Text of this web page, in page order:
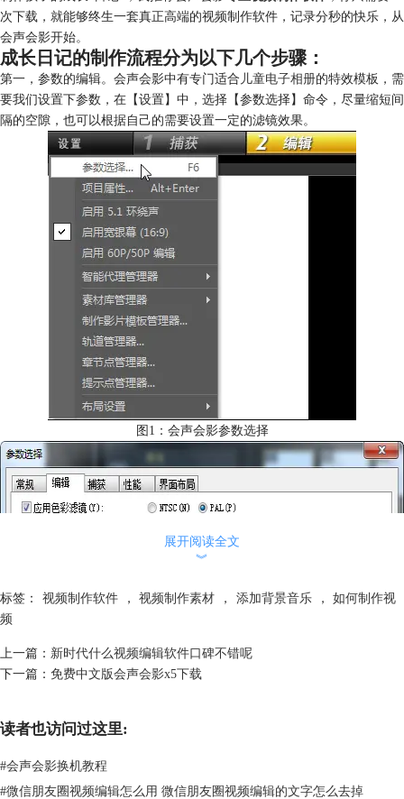
次下载，就能够终生一套真正高端的视频制作软件，记录分秒的快乐，从
会声会影开始。
成长日记的制作流程分为以下几个步骤：
第一，参数的编辑。会声会影中有专门适合 儿童电子相册的特效模板，需
要我们设置下参数，在【设置】中，选择【参数选择】命令，尽量缩短间
隔的空隙，也可以根据自己的需要设置一定的滤镜效果。
图1：会声会影参数选择
展开阅读全文
︾
标签： 视频制作软件 ， 视频制作素材 ， 添加背景音乐 ，
如何制作视
频
上一篇： 新时代什么视频编辑软件口碑不错呢
下一篇： 免费中文版会声会影x5下载
读者也访问过这里:
#会声会影换机教程
#微信朋友圈视频编辑怎么用 微信朋友圈视频编辑的文字怎么去掉